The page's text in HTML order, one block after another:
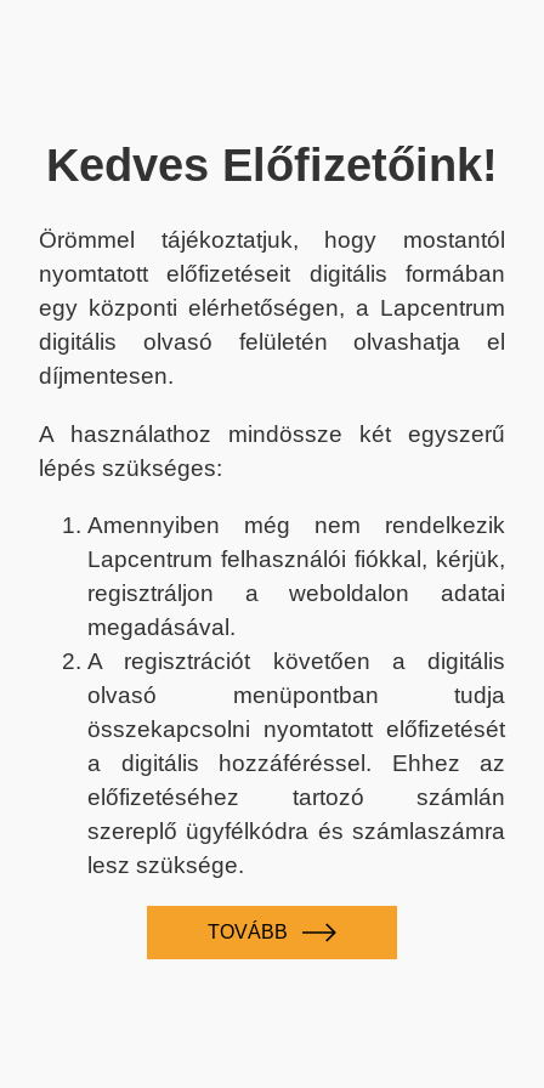
Kedves Előfizetőink!
Örömmel tájékoztatjuk, hogy mostantól
nyomtatott előfizetéseit digitális formában
egy központi elérhetőségen, a Lapcentrum
digitális olvasó felületén olvashatja el
díjmentesen.
A használathoz mindössze két egyszerű
lépés szükséges:
Amennyiben még nem rendelkezik
Lapcentrum felhasználói fiókkal, kérjük,
regisztráljon a weboldalon adatai
megadásával.
A regisztrációt követően a digitális
olvasó menüpontban tudja
összekapcsolni nyomtatott előfizetését
a digitális hozzáféréssel. Ehhez az
előfizetéséhez tartozó számlán
szereplő ügyfélkódra és számlaszámra
lesz szüksége.
TOVÁBB